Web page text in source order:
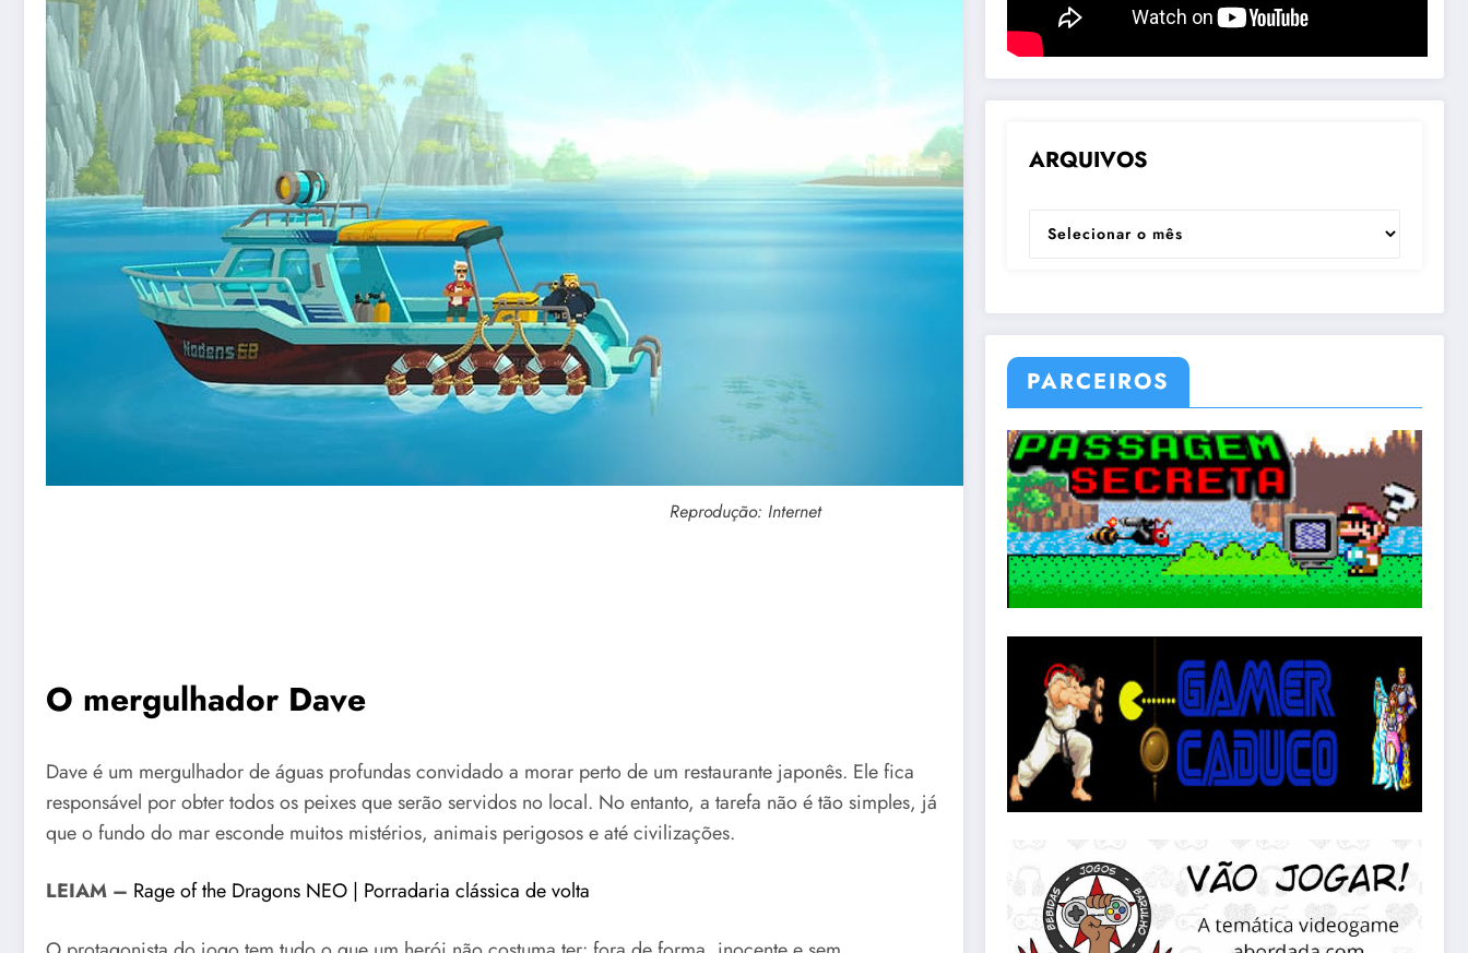
Reprodução: Internet
O mergulhador Dave
Dave é um mergulhador de águas profundas convidado a morar perto de um restaurante japonês. Ele fica
responsável por obter todos os peixes que serão servidos no local. No entanto, a tarefa não é tão simples, já
que o fundo do mar esconde muitos mistérios, animais perigosos e até civilizações.
LEIAM – Rage of the Dragons NEO | Porradaria clássica de volta
ARQUIVOS
ARQUIVOS
PARCEIROS